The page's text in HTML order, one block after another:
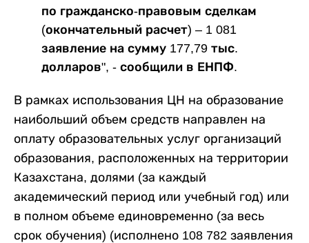
по гражданско-правовым сделкам
(окончательный расчет) – 1 081
заявление на сумму 177,79 тыс.
долларов", - сообщили в ЕНПФ.
В рамках использования ЦН на образование
наибольший объем средств направлен на
оплату образовательных услуг организаций
образования, расположенных на территории
Казахстана, долями (за каждый
академический период или учебный год) или
в полном объеме единовременно (за весь
срок обучения) (исполнено 108 782 заявления